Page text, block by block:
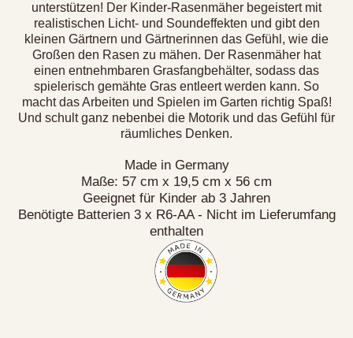
unterstützen! Der Kinder-Rasenmäher begeistert mit
realistischen Licht- und Soundeffekten und gibt den
kleinen Gärtnern und Gärtnerinnen das Gefühl, wie die
Großen den Rasen zu mähen. Der Rasenmäher hat
einen entnehmbaren Grasfangbehälter, sodass das
spielerisch gemähte Gras entleert werden kann. So
macht das Arbeiten und Spielen im Garten richtig Spaß!
Und schult ganz nebenbei die Motorik und das Gefühl für
räumliches Denken.
Made in Germany
Maße: 57 cm x 19,5 cm x 56 cm
Geeignet für Kinder ab 3 Jahren
Benötigte Batterien 3 x R6-AA - Nicht im Lieferumfang
enthalten